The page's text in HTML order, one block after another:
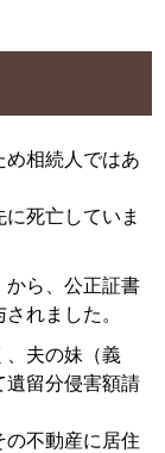
め相続人ではあ
死亡していま
から、公正証書
れました。
、夫の妹（義
遺留分侵害額請
の不動産に居住